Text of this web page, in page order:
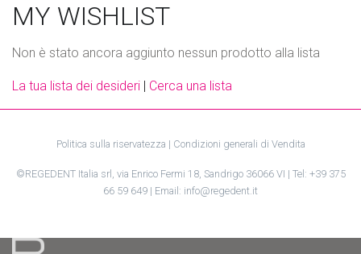
MY WISHLIST
Non è stato ancora aggiunto nessun prodotto alla lista
La tua lista dei desideri Cerca una lista
Politica sulla riservatezza | Condizioni generali di Vendita
©REGEDENT Italia srl, via Enrico Fermi 18, Sandrigo 36066 VI | Tel: +39 375
66 59 649 | Email: info@regedent.it